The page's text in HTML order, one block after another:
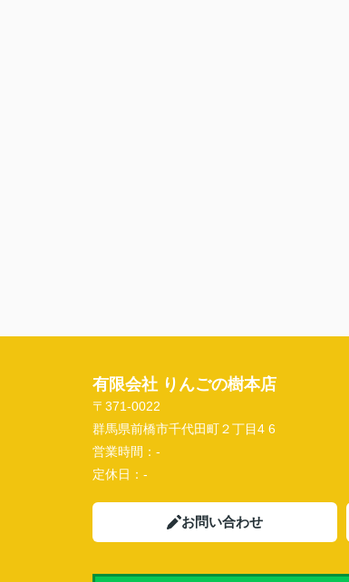
有限会社 りんごの樹本店
〒371-0022
群馬県前橋市千代田町２丁目4 6
営業時間： -
定休日： -
お問い合わせ